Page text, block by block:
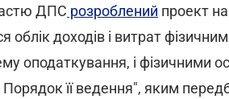
ДПС розроблений проект
облік доходів і витрат
оподаткування, і фізичними
Порядок її ведення", яким